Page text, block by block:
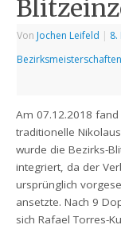
Von Jochen Leifeld |
Bezirksmeisterschaften
Am 07.12.2018
traditionelle
wurde die Bezirks-
integriert, da der
ursprünglich
ansetzte. Nach 9
sich Rafael Torres-